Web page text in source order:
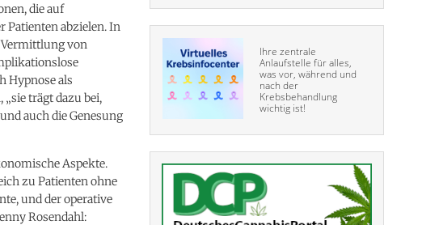
die auf
Patienten abzielen. In
Vermittlung von
Hypnose als
trägt dazu bei,
auch die Genesung
Aspekte.
zu Patienten ohne
und der operative
Rosendahl:
Ihre zentrale
Anlaufstelle für alles,
was vor, während und
nach der
Krebsbehandlung
wichtig ist!